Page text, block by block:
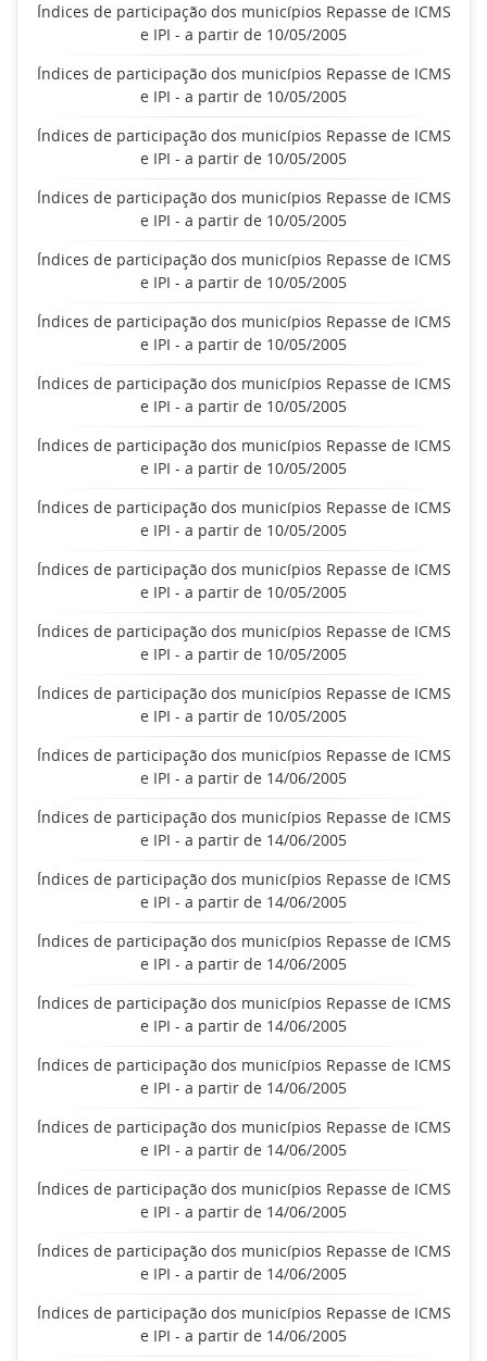
Índices de participação dos municípios Repasse de ICMS
e IPI - a partir de 10/05/2005
Índices de participação dos municípios Repasse de ICMS
e IPI - a partir de 10/05/2005
Índices de participação dos municípios Repasse de ICMS
e IPI - a partir de 10/05/2005
Índices de participação dos municípios Repasse de ICMS
e IPI - a partir de 10/05/2005
Índices de participação dos municípios Repasse de ICMS
e IPI - a partir de 10/05/2005
Índices de participação dos municípios Repasse de ICMS
e IPI - a partir de 10/05/2005
Índices de participação dos municípios Repasse de ICMS
e IPI - a partir de 10/05/2005
Índices de participação dos municípios Repasse de ICMS
e IPI - a partir de 10/05/2005
Índices de participação dos municípios Repasse de ICMS
e IPI - a partir de 10/05/2005
Índices de participação dos municípios Repasse de ICMS
e IPI - a partir de 10/05/2005
Índices de participação dos municípios Repasse de ICMS
e IPI - a partir de 10/05/2005
Índices de participação dos municípios Repasse de ICMS
e IPI - a partir de 10/05/2005
Índices de participação dos municípios Repasse de ICMS
e IPI - a partir de 14/06/2005
Índices de participação dos municípios Repasse de ICMS
e IPI - a partir de 14/06/2005
Índices de participação dos municípios Repasse de ICMS
e IPI - a partir de 14/06/2005
Índices de participação dos municípios Repasse de ICMS
e IPI - a partir de 14/06/2005
Índices de participação dos municípios Repasse de ICMS
e IPI - a partir de 14/06/2005
Índices de participação dos municípios Repasse de ICMS
e IPI - a partir de 14/06/2005
Índices de participação dos municípios Repasse de ICMS
e IPI - a partir de 14/06/2005
Índices de participação dos municípios Repasse de ICMS
e IPI - a partir de 14/06/2005
Índices de participação dos municípios Repasse de ICMS
e IPI - a partir de 14/06/2005
Índices de participação dos municípios Repasse de ICMS
e IPI - a partir de 14/06/2005